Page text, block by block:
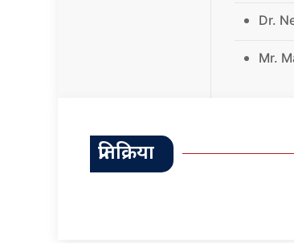
Dr.
Mr.
प्रतिक्रिया